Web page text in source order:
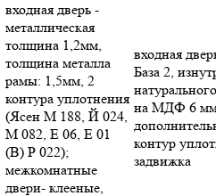
входная дверь -
металлическая
толщина 1,2мм,
толщина металла
рамы: 1,5мм, 2
контура уплотнения
(Ясен М 188, Й 024,
М 082, Е 06, Е 01
(В) Р 022);
межкомнатные
двери- клееные,
входная
База 2,
на МДФ 6
контур
задвижка